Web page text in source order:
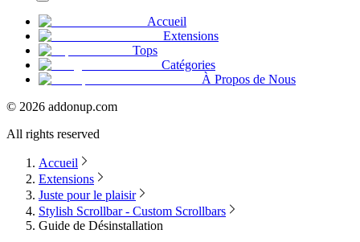
Accueil
Extensions
Tops
Catégories
À Propos de Nous
© 2026 addonup.com
All rights reserved
Accueil
Extensions
Juste pour le plaisir
Stylish Scrollbar - Custom Scrollbars
Guide de Désinstallation